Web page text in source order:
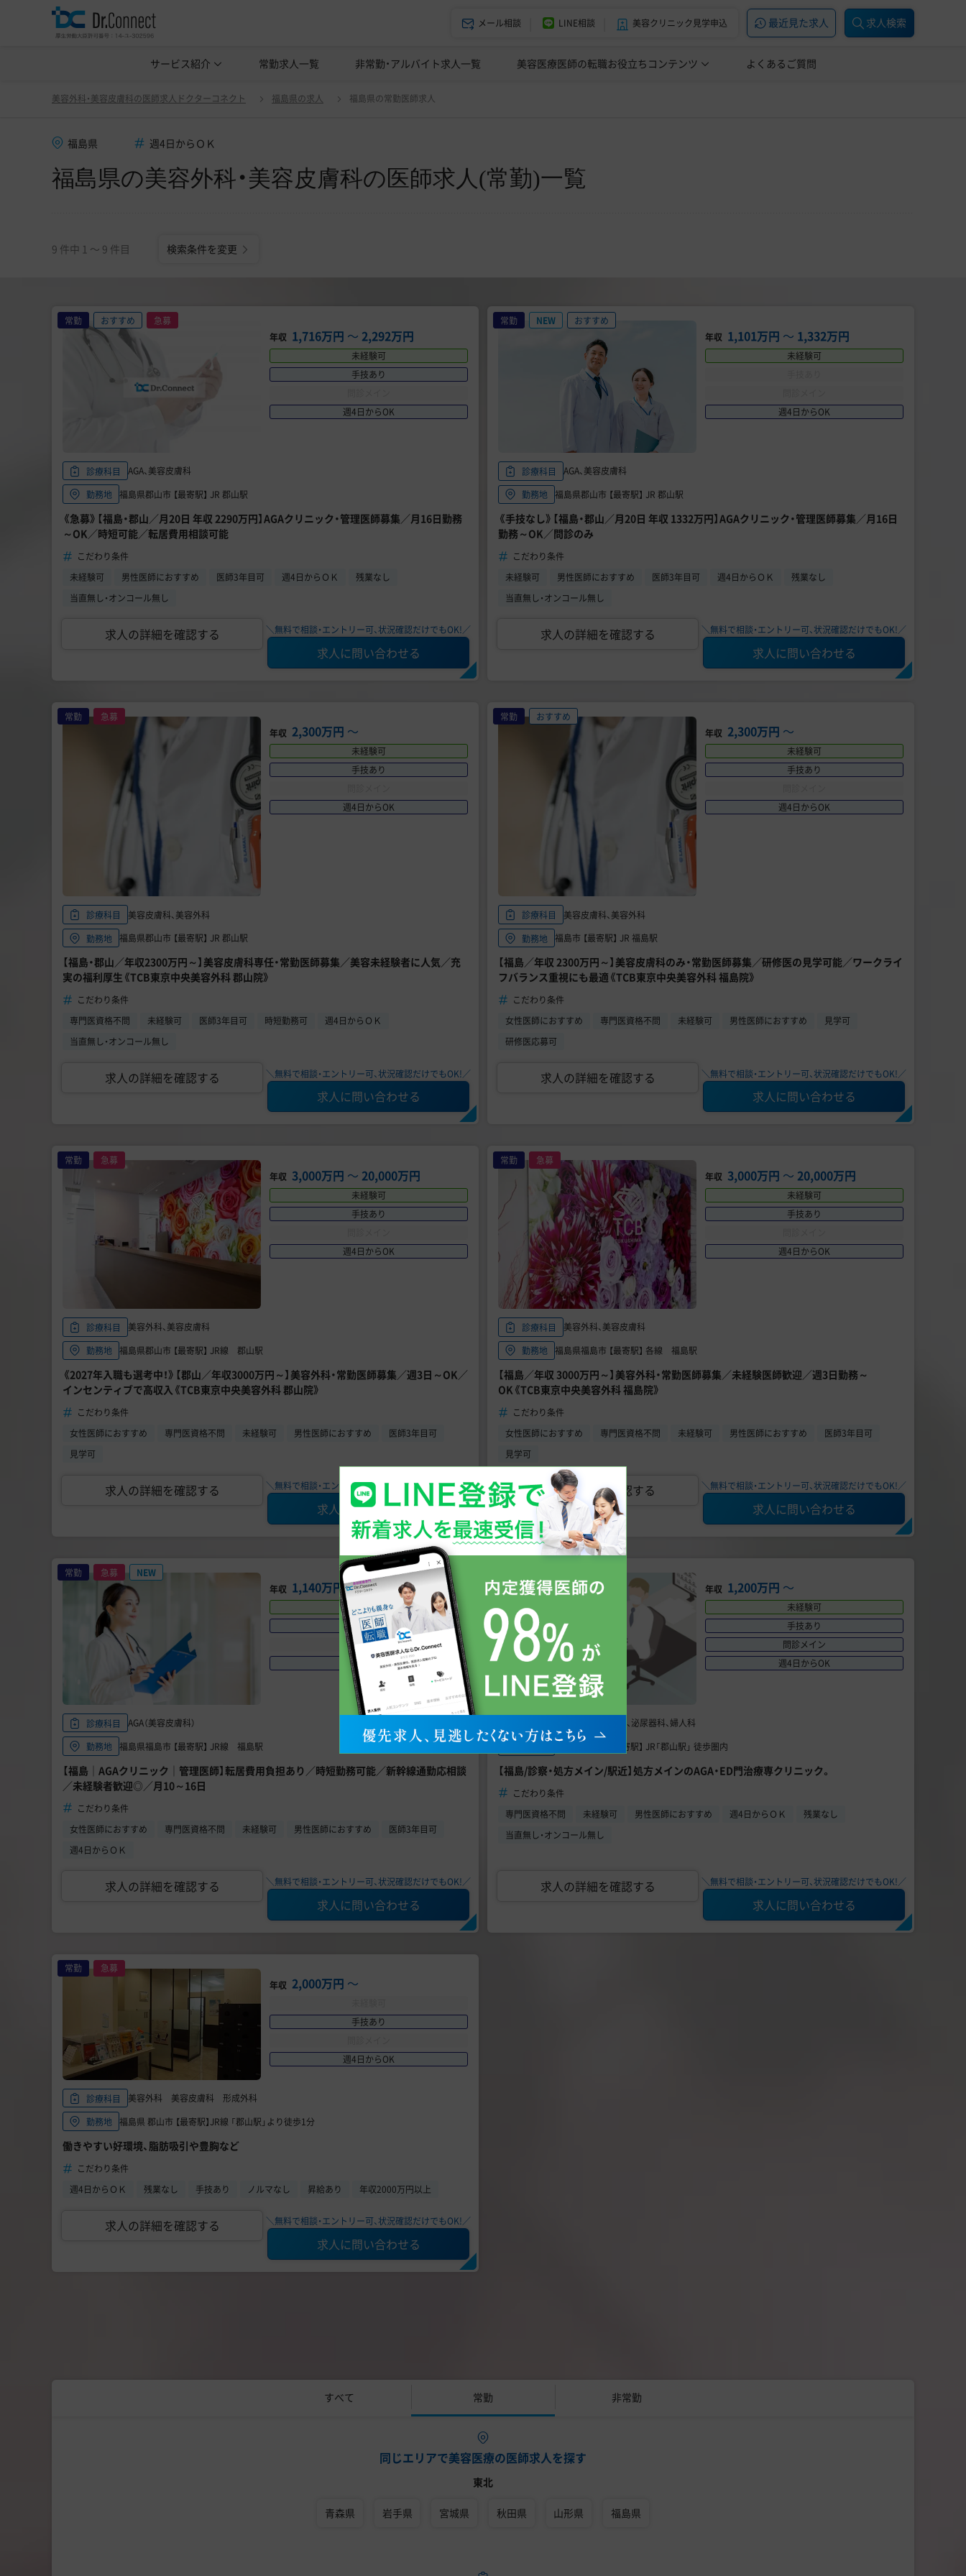
メール相談 LINE相談 美容クリニック見学申込 最近見た求人 求人検索
サービス紹介 ドクターコネクトの強み エージェント紹介
常勤求人一覧 非常勤・アルバイト求人一覧 美容医療医師の転職お役立ちコンテンツ
美容クリニック見学・研修情報 美容外科・美容皮膚科の医師転職体験談 美容クリニックインタビュー 美容医療の転職お役立ち記事 美容医療辞典
よくあるご質問
美容外科・美容皮膚科の医師求人ドクターコネクト 福島県の求人 福島県の常勤医師求人
福島県 週4日からＯＫ
福島県の美容外科・美容皮膚科の医師求人(常勤)一覧
9 件中 1 〜 9 件目 検索条件を変更
福島県の美容外科・美容皮膚科の医師求人(常勤)一覧 変更
常勤 おすすめ
急募
年収 1,716万円 〜 2,292万円
未経験可
手技あり
週4日からOK
診療科目
AGA、美容皮膚科
勤務地 福島県郡山市 【最寄駅】 JR 郡山駅
《急募》【福島・郡山／月20日 年収 2290万円】AGAクリニック・管理医師募集／月16日勤務
～OK／時短可能／転居費用相談可能
こだわり条件
未経験可
男性医師におすすめ 医師3年目可 週4日からＯＫ
残業なし
当直無し・オンコール無し
求人の詳細を確認する ＼無料で相談・エントリー可、状況確認だけでもOK!／
求人に問い合わせる
常勤 NEW
おすすめ
年収 1,101万円 〜 1,332万円
未経験可
週4日からOK
診療科目
AGA、美容皮膚科
勤務地 福島県郡山市 【最寄駅】 JR 郡山駅
《手技なし》【福島・郡山／月20日 年収 1332万円】AGAクリニック・管理医師募集／月16日
勤務～OK／問診のみ
こだわり条件
未経験可
男性医師におすすめ 医師3年目可 週4日からＯＫ
残業なし
当直無し・オンコール無し
求人の詳細を確認する ＼無料で相談・エントリー可、状況確認だけでもOK!／
求人に問い合わせる
常勤
急募
年収 2,300万円 〜
未経験可
手技あり
週4日からOK
診療科目
美容皮膚科、美容外科
勤務地 福島県郡山市 【最寄駅】 JR 郡山駅
【福島・郡山／年収2300万円～】美容皮膚科専任・常勤医師募集／美容未経験者に人気／充
実の福利厚生《TCB東京中央美容外科 郡山院》
こだわり条件
専門医資格不問
未経験可 医師3年目可 時短勤務可
週4日からＯＫ
当直無し・オンコール無し
求人の詳細を確認する ＼無料で相談・エントリー可、状況確認だけでもOK!／
求人に問い合わせる
常勤
おすすめ
年収 2,300万円 〜
未経験可
手技あり
週4日からOK
診療科目
美容皮膚科、美容外科
勤務地 福島市 【最寄駅】 JR 福島駅
【福島／年収 2300万円～】美容皮膚科のみ・常勤医師募集／研修医の見学可能／ワークライ
フバランス重視にも最適《TCB東京中央美容外科 福島院》
こだわり条件
女性医師におすすめ
専門医資格不問 未経験可 男性医師におすすめ
見学可
研修医応募可
求人の詳細を確認する ＼無料で相談・エントリー可、状況確認だけでもOK!／
求人に問い合わせる
常勤
急募
年収 3,000万円 〜 20,000万円
未経験可
手技あり
週4日からOK
診療科目
美容外科、美容皮膚科
勤務地 福島県郡山市 【最寄駅】 JR線 郡山駅
《2027年入職も選考中！》【郡山／年収3000万円～】美容外科・常勤医師募集／週3日～OK／
インセンティブで高収入《TCB東京中央美容外科 郡山院》
こだわり条件
女性医師におすすめ
専門医資格不問 未経験可 男性医師におすすめ
医師3年目可
見学可
求人の詳細を確認する ＼無料で相談・エントリー可、状況確認だけでもOK!／
求人に問い合わせる
常勤
急募
年収 3,000万円 〜 20,000万円
未経験可
手技あり
週4日からOK
診療科目
美容外科、美容皮膚科
勤務地 福島県福島市 【最寄駅】 各線 福島駅
【福島／年収 3000万円～】美容外科・常勤医師募集／未経験医師歓迎／週3日勤務～
OK《TCB東京中央美容外科 福島院》
こだわり条件
女性医師におすすめ
専門医資格不問 未経験可 男性医師におすすめ
医師3年目可
見学可
求人の詳細を確認する ＼無料で相談・エントリー可、状況確認だけでもOK!／
求人に問い合わせる
常勤 急募
NEW
年収 1,140万円〜1,700万円
未経験可
手技あり
問診メイン
週4日からOK
診療科目
AGA（美容皮膚科）
勤務地 福島県福島市 【最寄駅】 JR線 福島駅
【福島｜AGAクリニック｜管理医師】転居費用負担あり／時短勤務可能／新幹線通勤応相談
／未経験者歓迎◎／月10～16日
こだわり条件
女性医師におすすめ
専門医資格不問 未経験可 男性医師におすすめ
医師3年目可
週4日からＯＫ
求人の詳細を確認する ＼無料で相談・エントリー可、状況確認だけでもOK!／
求人に問い合わせる
年収 1,200万円 〜
未経験可
手技あり
問診メイン
週4日からOK
AGA、美容皮膚科、泌尿器科、婦人科
勤務地
福島県郡山市 【最寄駅】 JR「郡山駅」 徒歩圏内
【福島/診察・処方メイン/駅近】処方メインのAGA・ED門治療専クリニック。
こだわり条件
専門医資格不問
未経験可 男性医師におすすめ 週4日からＯＫ
残業なし
当直無し・オンコール無し
求人の詳細を確認する ＼無料で相談・エントリー可、状況確認だけでもOK!／
求人に問い合わせる
常勤
急募
年収 2,000万円 〜
手技あり
週4日からOK
診療科目
美容外科 美容皮膚科 形成外科
勤務地 福島県 郡山市 【最寄駅】JR線 「郡山駅」より徒歩1分
働きやすい好環境、脂肪吸引や豊胸など
こだわり条件
週4日からＯＫ
残業なし 手技あり ノルマなし 昇給あり 年収2000万円以上
求人の詳細を確認する ＼無料で相談・エントリー可、状況確認だけでもOK!／
求人に問い合わせる
すべて 常勤 非常勤
同じエリアで美容医療の医師求人を探す
東北
青森県 岩手県 宮城県 秋田県 山形県 福島県